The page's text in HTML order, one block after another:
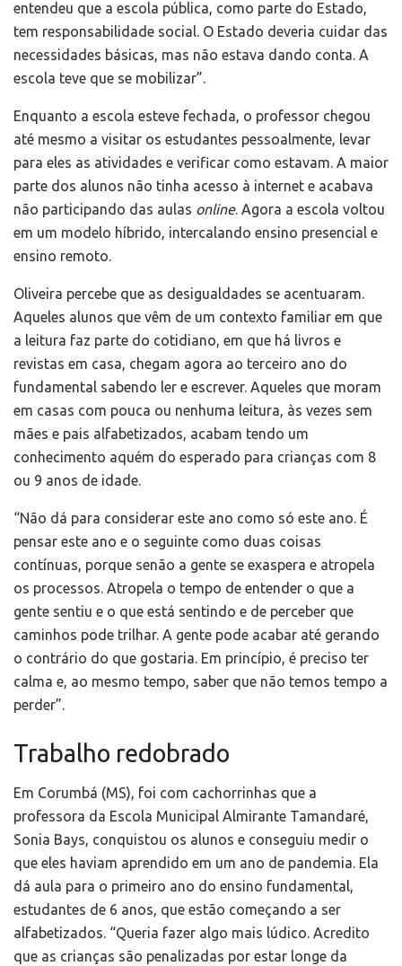
entendeu que a escola pública, como parte do Estado,
tem responsabilidade social. O Estado deveria cuidar das
necessidades básicas, mas não estava dando conta. A
escola teve que se mobilizar”.
Enquanto a escola esteve fechada, o professor chegou
até mesmo a visitar os estudantes pessoalmente, levar
para eles as atividades e verificar como estavam. A maior
parte dos alunos não tinha acesso à internet e acabava
não participando das aulas online. Agora a escola voltou
em um modelo híbrido, intercalando ensino presencial e
ensino remoto.
Oliveira percebe que as desigualdades se acentuaram.
Aqueles alunos que vêm de um contexto familiar em que
a leitura faz parte do cotidiano, em que há livros e
revistas em casa, chegam agora ao terceiro ano do
fundamental sabendo ler e escrever. Aqueles que moram
em casas com pouca ou nenhuma leitura, às vezes sem
mães e pais alfabetizados, acabam tendo um
conhecimento aquém do esperado para crianças com 8
ou 9 anos de idade.
“Não dá para considerar este ano como só este ano. É
pensar este ano e o seguinte como duas coisas
contínuas, porque senão a gente se exaspera e atropela
os processos. Atropela o tempo de entender o que a
gente sentiu e o que está sentindo e de perceber que
caminhos pode trilhar. A gente pode acabar até gerando
o contrário do que gostaria. Em princípio, é preciso ter
calma e, ao mesmo tempo, saber que não temos tempo a
perder”.
Trabalho redobrado
Em Corumbá (MS), foi com cachorrinhas que a
professora da Escola Municipal Almirante Tamandaré,
Sonia Bays, conquistou os alunos e conseguiu medir o
que eles haviam aprendido em um ano de pandemia. Ela
dá aula para o primeiro ano do ensino fundamental,
estudantes de 6 anos, que estão começando a ser
alfabetizados. “Queria fazer algo mais lúdico. Acredito
que as crianças são penalizadas por estar longe da